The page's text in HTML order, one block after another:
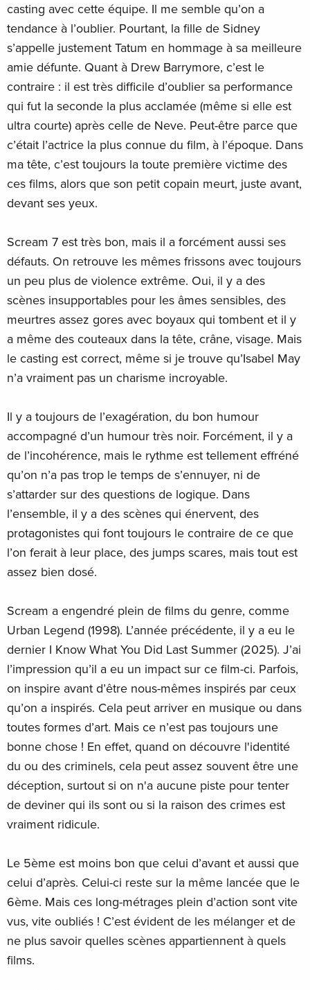
casting avec cette équipe. Il me semble qu’on a
tendance à l’oublier. Pourtant, la fille de Sidney
s’appelle justement Tatum en hommage à sa meilleure
amie défunte. Quant à Drew Barrymore, c’est le
contraire : il est très difficile d’oublier sa performance
qui fut la seconde la plus acclamée (même si elle est
ultra courte) après celle de Neve. Peut-être parce que
c’était l’actrice la plus connue du film, à l’époque. Dans
ma tête, c’est toujours la toute première victime des
ces films, alors que son petit copain meurt, juste avant,
devant ses yeux.
Scream 7 est très bon, mais il a forcément aussi ses
défauts. On retrouve les mêmes frissons avec toujours
un peu plus de violence extrême. Oui, il y a des
scènes insupportables pour les âmes sensibles, des
meurtres assez gores avec boyaux qui tombent et il y
a même des couteaux dans la tête, crâne, visage. Mais
le casting est correct, même si je trouve qu’Isabel May
n’a vraiment pas un charisme incroyable.
Il y a toujours de l’exagération, du bon humour
accompagné d’un humour très noir. Forcément, il y a
de l’incohérence, mais le rythme est tellement effréné
qu’on n’a pas trop le temps de s’ennuyer, ni de
s’attarder sur des questions de logique. Dans
l’ensemble, il y a des scènes qui énervent, des
protagonistes qui font toujours le contraire de ce que
l’on ferait à leur place, des jumps scares, mais tout est
assez bien dosé.
Scream a engendré plein de films du genre, comme
Urban Legend (1998). L’année précédente, il y a eu le
dernier I Know What You Did Last Summer (2025). J’ai
l’impression qu’il a eu un impact sur ce film-ci. Parfois,
on inspire avant d’être nous-mêmes inspirés par ceux
qu’on a inspirés. Cela peut arriver en musique ou dans
toutes formes d’art. Mais ce n’est pas toujours une
bonne chose ! En effet, quand on découvre l'identité
du ou des criminels, cela peut assez souvent être une
déception, surtout si on n'a aucune piste pour tenter
de deviner qui ils sont ou si la raison des crimes est
vraiment ridicule.
Le 5ème est moins bon que celui d’avant et aussi que
celui d’après. Celui-ci reste sur la même lancée que le
6ème. Mais ces long-métrages plein d’action sont vite
vus, vite oubliés ! C’est évident de les mélanger et de
ne plus savoir quelles scènes appartiennent à quels
films.